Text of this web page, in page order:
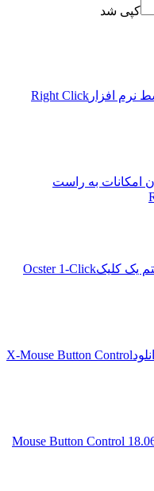
کپی شد
نرم افزار Right Click
امکانات به راست
یک کلیکOcster 1-Click
X-Mouse Button Control
Mouse Button Control